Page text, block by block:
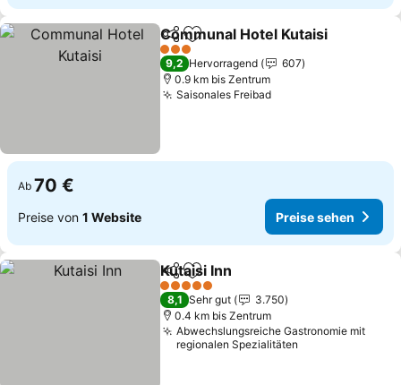
TeilenZu Favoriten hinzufügen
Communal Hotel Kutaisi
3 Sterne
9,2 Hervorragend
607
0.9 km bis Zentrum
Saisonales Freibad
Ab 70 €
Preise von 1 Website Preise sehen
TeilenZu Favoriten hinzufügen
Kutaisi Inn
5 Sterne
8,1 Sehr gut
3.750
0.4 km bis Zentrum
Abwechslungsreiche Gastronomie mit
regionalen Spezialitäten